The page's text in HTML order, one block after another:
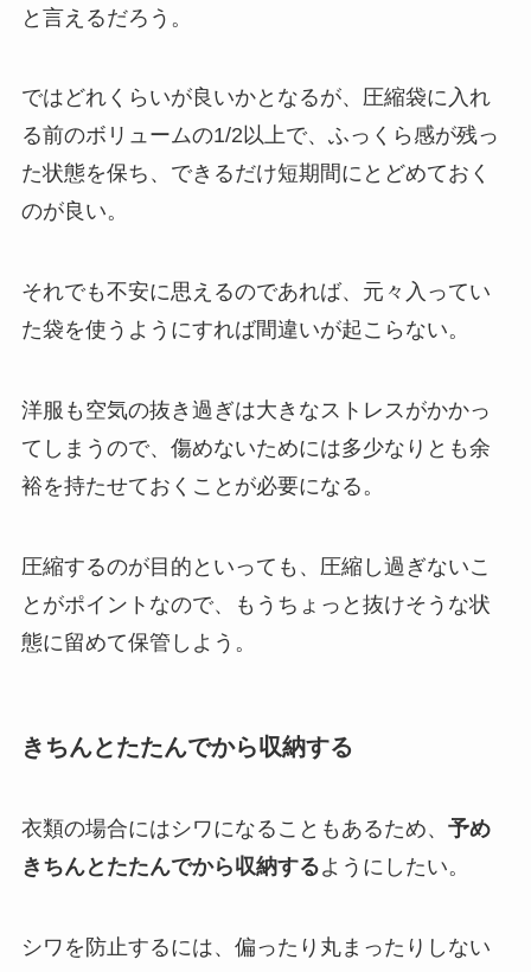
と言えるだろう。
ではどれくらいが良いかとなるが、圧縮袋に入れ
る前のボリュームの1/2以上で、ふっくら感が残っ
た状態を保ち、できるだけ短期間にとどめておく
のが良い。
それでも不安に思えるのであれば、元々入ってい
た袋を使うようにすれば間違いが起こらない。
洋服も空気の抜き過ぎは大きなストレスがかかっ
てしまうので、傷めないためには多少なりとも余
裕を持たせておくことが必要になる。
圧縮するのが目的といっても、圧縮し過ぎないこ
とがポイントなので、もうちょっと抜けそうな状
態に留めて保管しよう。
きちんとたたんでから収納する
衣類の場合にはシワになることもあるため、 予め
きちんとたたんでから収納するようにしたい。
シワを防止するには、偏ったり丸まったりしない